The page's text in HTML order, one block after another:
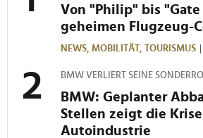
personalisieren, Funktionen für
zu können und die Zugriffe auf
analysieren. Außerdem geben wir
soziale Medien, Werbung und
Partner führen diese Informationen
weiteren Daten zusammen, die Sie
haben oder die sie im Rahmen Ihrer
Von "Philip" bis "Gate
geheimen Flugzeug-
NEWS, MOBILITÄT, TOURISMUS
BMW VERLIERT SEINE
BMW: Geplanter
Stellen zeigt die
Autoindustrie